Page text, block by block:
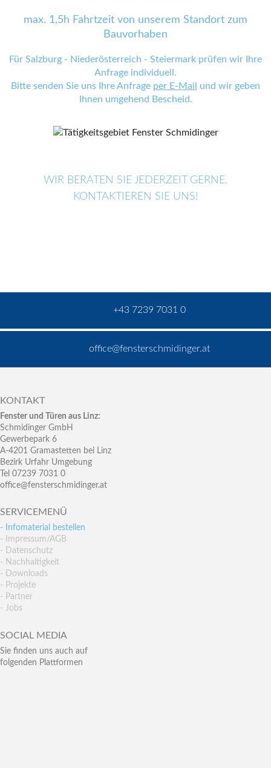
max. 1,5h Fahrtzeit von unserem Standort zum
Bauvorhaben
Für Salzburg - Niederösterreich - Steiermark prüfen wir Ihre
Anfrage individuell.
Bitte senden Sie uns Ihre Anfrage per E-Mail
und wir geben
Ihnen umgehend Bescheid.
WIR BERATEN SIE JEDERZEIT GERNE.
KONTAKTIEREN SIE UNS!
+43 7239 7031 0
office@fensterschmidinger.at
KONTAKT
Fenster und Türen aus Linz:
Schmidinger GmbH
Gewerbepark 6
A-4201 Gramastetten bei Linz
Bezirk Urfahr Umgebung
Tel 07239 7031 0
office@fensterschmidinger.at
SERVICEMENÜ
- Infomaterial bestellen
- Impressum/AGB
- Datenschutz
- Nachhaltigkeit
- Downloads
- Projekte
- Partner
- Jobs
SOCIAL MEDIA
Sie finden uns auch auf
folgenden Plattformen